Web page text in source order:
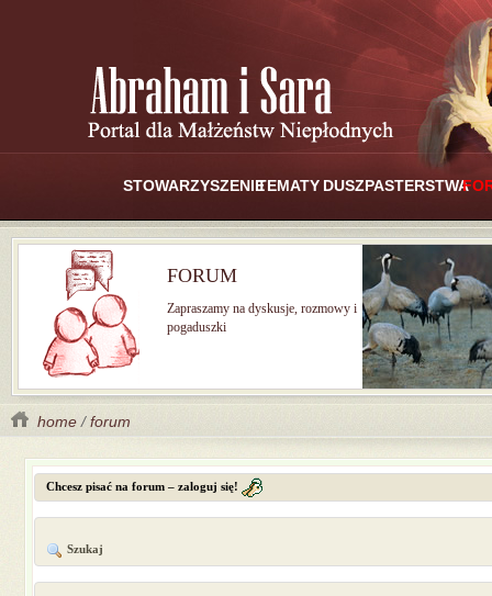
STOWARZYSZENIETEMATY DUSZPASTERSTWA
FORUM
Zapraszamy na dyskusje, rozmowy i
pogaduszki
home /forum
Chcesz pisać na forum – zaloguj się!
Szukaj